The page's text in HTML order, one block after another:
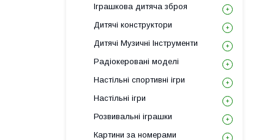
Іграшкова дитяча зброя
Дитячі конструктори
Дитячі Музичні Інструменти
Радіокеровані моделі
Настільні спортивні ігри
Настільні ігри
Розвивальні іграшки
Картини за номерами